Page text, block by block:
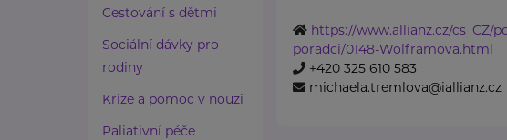
Cestování s dětmi
Sociální dávky pro
rodiny
Krize a pomoc v nouzi
Paliativní péče
https://www.allianz.cz/cs_CZ/
poradci/0148-Wolframova.html
+420 325 610 583
michaela.tremlova@iallianz.cz